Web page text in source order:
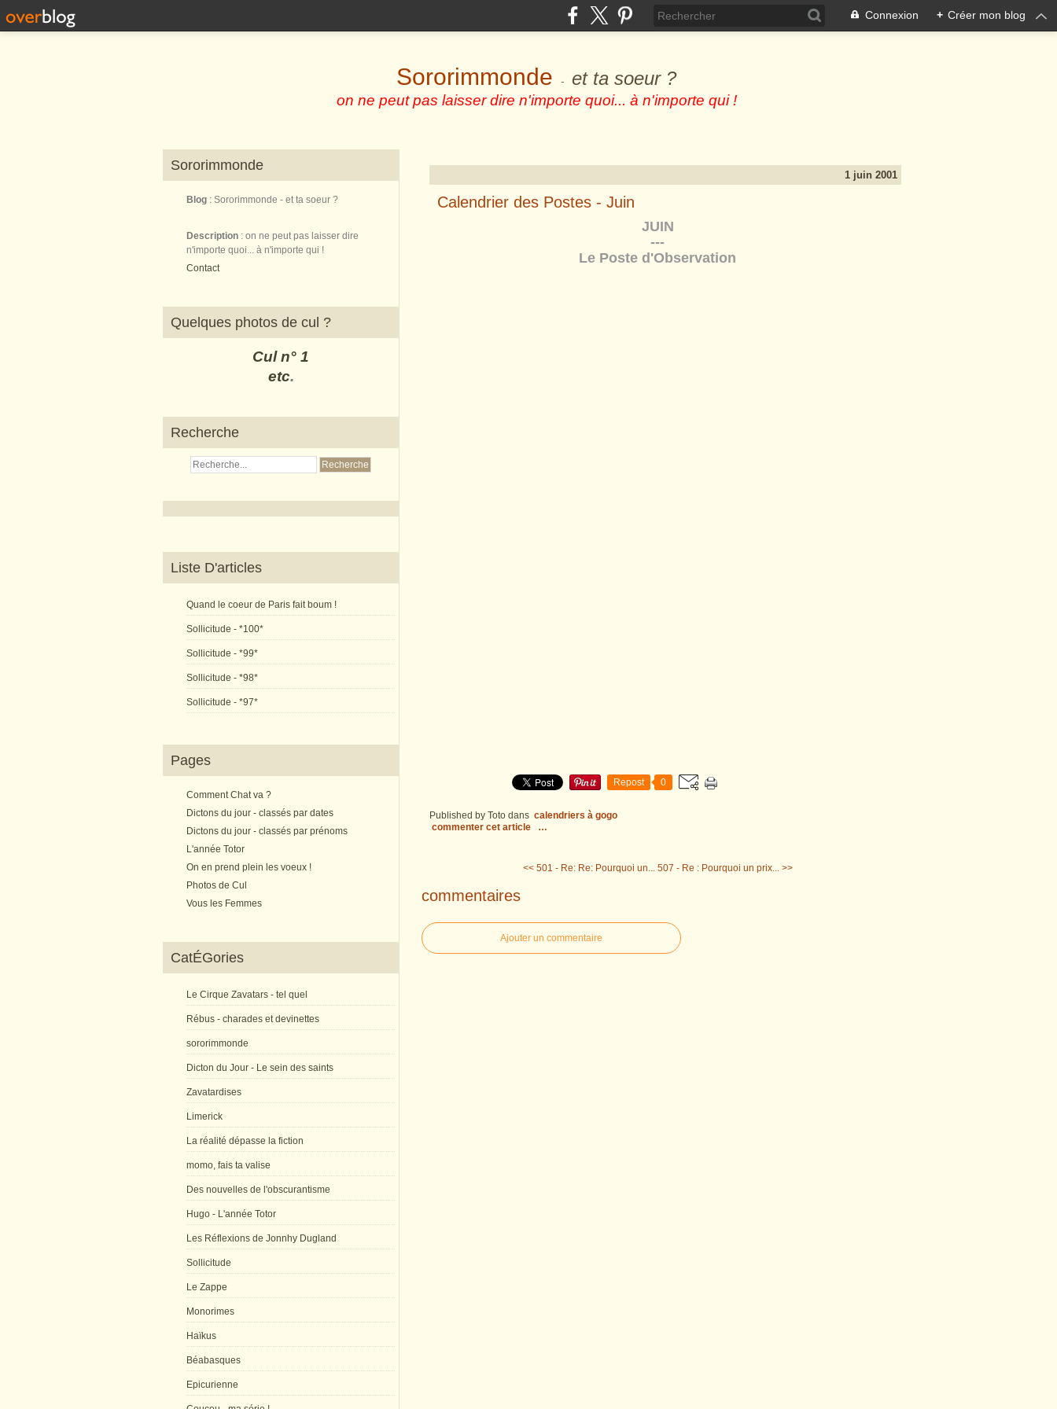
Connexion + Créer mon blog
Sororimmonde - et ta soeur ?
on ne peut pas laisser dire n'importe quoi... à n'importe qui !
Sororimmonde
Blog : Sororimmonde - et ta soeur ?
Description : on ne peut pas laisser dire
n'importe quoi... à n'importe qui !
Contact
Quelques photos de cul ?
Cul n° 1
etc.
Recherche
Liste D'articles
Quand le coeur de Paris fait boum !
Sollicitude - *100*
Sollicitude - *99*
Sollicitude - *98*
Sollicitude - *97*
Pages
Comment Chat va ?
Dictons du jour - classés par dates
Dictons du jour - classés par prénoms
L'année Totor
On en prend plein les voeux !
Photos de Cul
Vous les Femmes
CatÉGories
Le Cirque Zavatars - tel quel
Rébus - charades et devinettes
sororimmonde
Dicton du Jour - Le sein des saints
Zavatardises
Limerick
La réalité dépasse la fiction
momo, fais ta valise
Des nouvelles de l'obscurantisme
Hugo - L'année Totor
Les Réflexions de Jonnhy Dugland
Sollicitude
Le Zappe
Monorimes
Haïkus
Béabasques
Epicurienne
1 juin 2001
Calendrier des Postes - Juin
JUIN
---
Le Poste d'Observation
Repost 0
Published by Toto dans calendriers à gogo
commenter cet article
…
<< 501 - Re: Re: Pourquoi un... 507 - Re : Pourquoi un prix... >>
commentaires
Ajouter un commentaire